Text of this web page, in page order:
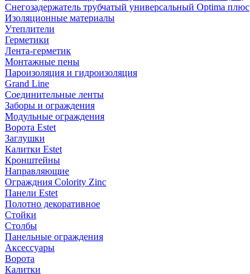
Снегозадержатель трубчатый универсальный Optima плюс
Изоляционные материалы
Утеплители
Герметики
Лента-герметик
Монтажные пены
Пароизоляция и гидроизоляция
Grand Line
Соединительные ленты
Заборы и ограждения
Модульные ограждения
Ворота Estet
Заглушки
Калитки Estet
Кронштейны
Направляющие
Ограждния Colority Zinc
Панели Estet
Полотно декоративное
Стойки
Столбы
Панельные ограждения
Аксессуары
Ворота
Калитки